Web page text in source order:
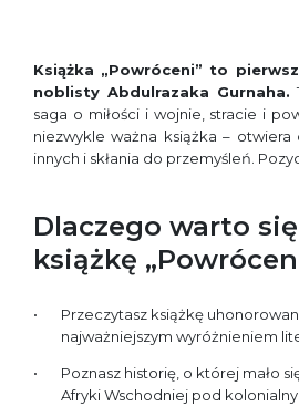
Książka „Powróceni” to
noblisty Abdulrazaka Gurnaha.
saga o miłości i wojnie, stracie i
niezwykle ważna książka – otwiera
innych i skłania do przemyśleń.
Dlaczego warto
książkę
Przeczytasz książkę
najważniejszym wyróżnieniem
Poznasz historię, o której mało
Afryki Wschodniej pod